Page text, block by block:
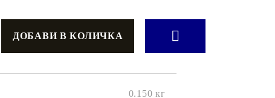
Комплекти и помощни материали за текстил
10. КОЛЕДНИ , XMAS , ЗИМНИ
ЕМБОСИНГ / РЕЛЕФ ТЕХНИКА
0.150 кг